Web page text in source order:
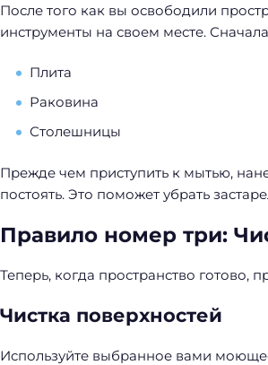
После того как вы освободили
инструменты на своем месте.
Плита
Раковина
Столешницы
Прежде чем приступить к мытью,
постоять. Это поможет убрать
Правило номер три:
Теперь, когда пространство готово,
Чистка поверхностей
Используйте выбранное вами